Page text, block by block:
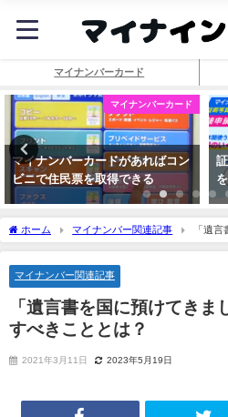
マイナンバーカード
マイナンバーカード
マイナンバーカードがあればコン
ビニで住民票を取得できる
ホーム マイナンバー関連記事
「遺
確認すべきこととは？
マイナンバー関連記事
「遺言書を国に預けてきま
すべきこととは？
2021年3月11日 2023年5月19日